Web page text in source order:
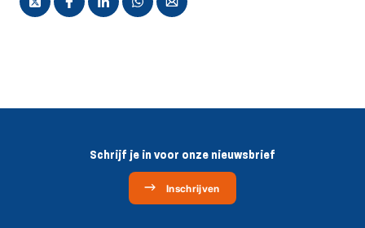
Schrijf je in voor onze nieuwsbrief
Inschrijven